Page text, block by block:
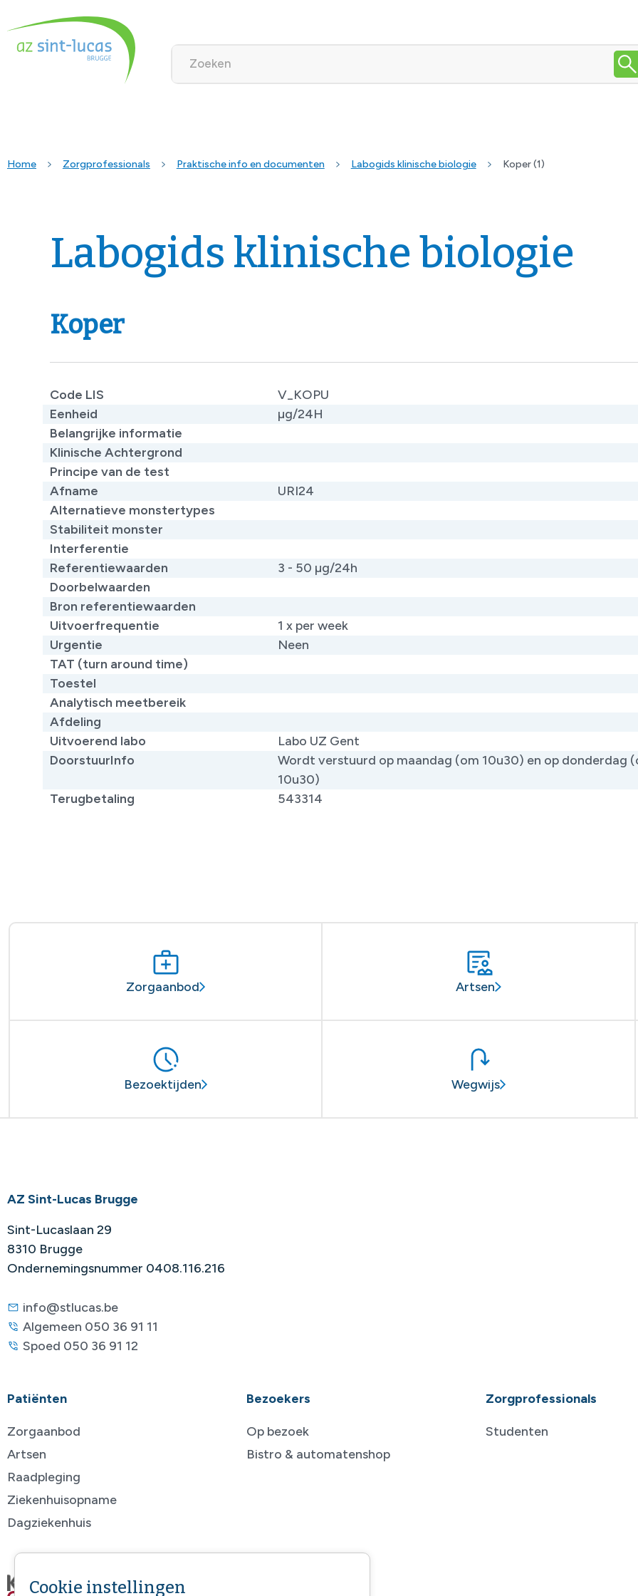
Home Zorgprofessionals Praktische info en documenten Labogids klinische biologie Koper (1)
Labogids klinische biologie
Koper
Code LIS
V_KOPU
Eenheid
µg/24H
Belangrijke informatie
Klinische Achtergrond
Principe van de test
Afname
URI24
Alternatieve monstertypes
Stabiliteit monster
Interferentie
Referentiewaarden
3 - 50 µg/24h
Doorbelwaarden
Bron referentiewaarden
Uitvoerfrequentie
1 x per week
Urgentie
Neen
TAT (turn around time)
Toestel
Analytisch meetbereik
Afdeling
Uitvoerend labo
Labo UZ Gent
DoorstuurInfo
Wordt verstuurd op maandag (om 10u30) en op donderdag
10u30)
Terugbetaling
543314
Zorgaanbod Artsen
Bezoektijden Wegwijs
AZ Sint-Lucas Brugge
Sint-Lucaslaan 29
8310 Brugge
Ondernemingsnummer 0408.116.216
info@stlucas.be
Algemeen 050 36 91 11
Spoed 050 36 91 12
Patiënten
Zorgaanbod
Artsen
Raadpleging
Ziekenhuisopname
Dagziekenhuis
Bezoekers
Op bezoek
Bistro & automatenshop
Zorgprofessionals
Studenten
Cookie instellingen